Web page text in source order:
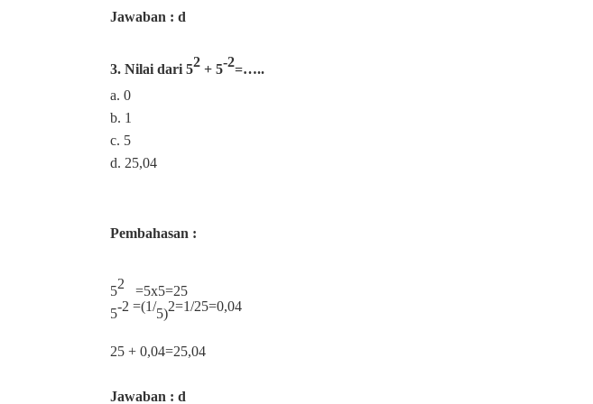
Jawaban : d
3. Nilai dari 52 + 5-2=…..
a. 0
b. 1
c. 5
d. 25,04
Pembahasan :
52 =5x5=25
5-2 =(1/5)2=1/25=0,04
25 + 0,04=25,04
Jawaban : d